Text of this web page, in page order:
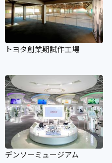
トヨタ創業期試作工場
デンソーミュージアム